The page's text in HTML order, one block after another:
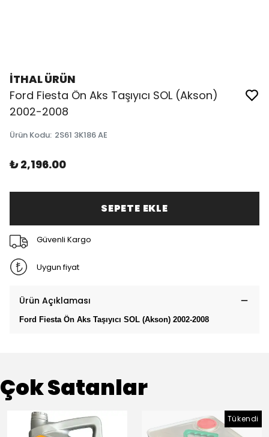
İTHAL ÜRÜN
Ford Fiesta Ön Aks Taşıyıcı SOL (Akson)
2002-2008
Ürün Kodu: 2S61 3K186 AE
₺ 2,196.00
SEPETE EKLE
Güvenli Kargo
Uygun fiyat
Ürün Açıklaması
Ford Fiesta Ön Aks Taşıyıcı SOL (Akson) 2002-2008
Çok Satanlar
Tükendi